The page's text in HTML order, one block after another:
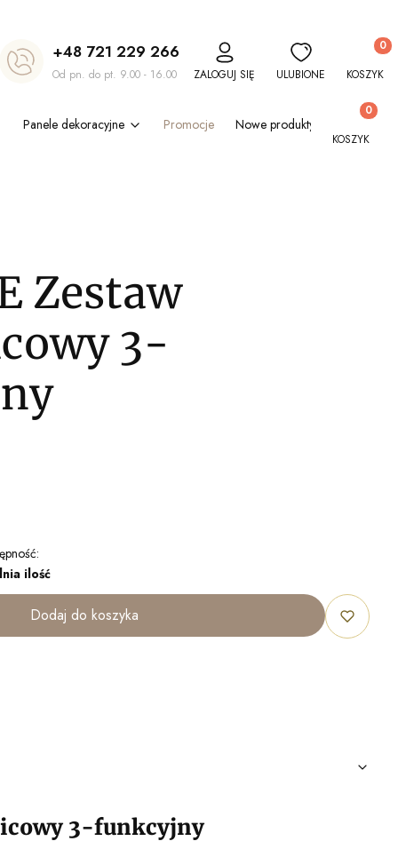
+48 721 229 266
Od pn. do pt. 9.00 - 16.00 ZALOGUJ SIĘ ULUBIONE KOSZYK
Panele dekoracyjne Promocje Nowe produkty
Produkty
KOSZYK
Zestaw
3-
ilość
Dodaj do koszyka
3-funkcyjny